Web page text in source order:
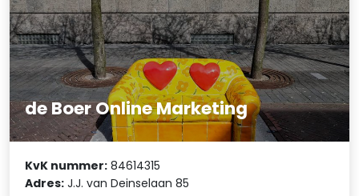
de Boer Online Marketing
KvK nummer: 84614315
Adres: J.J. van Deinselaan 85